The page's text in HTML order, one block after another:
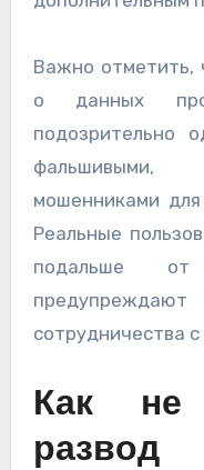
Важно отметить,
о данных
подозрительно
мошенниками
Реальные
подальше
сотрудничества
Как не
развод